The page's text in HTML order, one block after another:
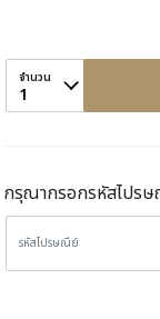
จำนวน
1
กรุณากรอกรหัสไปรษ